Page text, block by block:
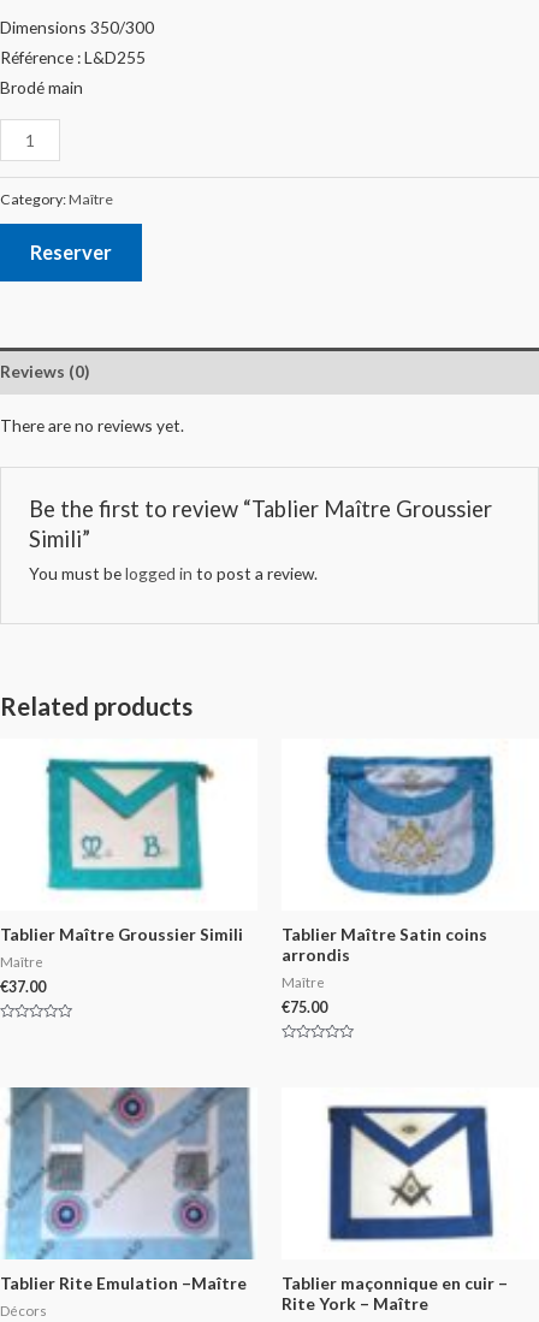
Dimensions 350/300
Référence : L&D255
Brodé main
Category:Maître
Reserver
Reviews (0)
There are no reviews yet.
Be the first to review “Tablier Maître Groussier
Simili”
You must belogged in to post a review.
Related products
Tablier Maître Groussier Simili
Maître
€37.00
Tablier Maître Satin coins
arrondis
Maître
€75.00
Tablier Rite Emulation –Maître
Décors
Tablier maçonnique en cuir –
Rite York – Maître